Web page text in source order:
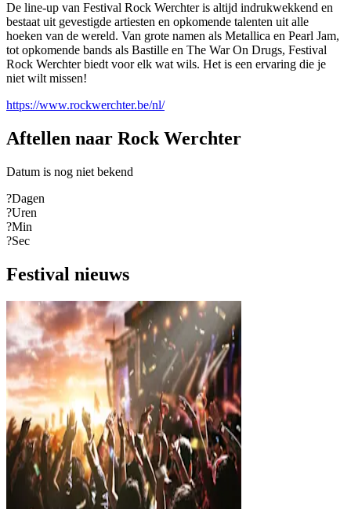
De line-up van Festival Rock Werchter is altijd indrukwekkend en
bestaat uit gevestigde artiesten en opkomende talenten uit alle
hoeken van de wereld. Van grote namen als Metallica en Pearl Jam,
tot opkomende bands als Bastille en The War On Drugs, Festival
Rock Werchter biedt voor elk wat wils. Het is een ervaring die je
niet wilt missen!
https://www.rockwerchter.be/nl/
Aftellen naar Rock Werchter
Datum is nog niet bekend
?Dagen
?Uren
?Min
?Sec
Festival nieuws